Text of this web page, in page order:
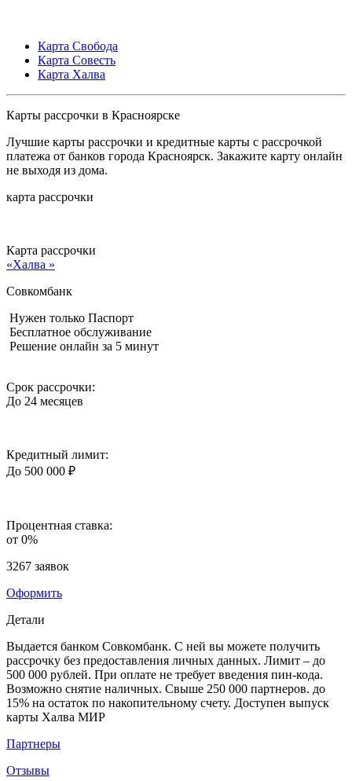
Карта Свобода
Карта Совесть
Карта Халва
Карты рассрочки в Красноярске
Лучшие карты рассрочки и кредитные карты с рассрочкой
платежа от банков города Красноярск. Закажите карту онлайн
не выходя из дома.
карта рассрочки
Карта рассрочки
«Халва »
Совкомбанк
Нужен только Паспорт
Бесплатное обслуживание
Решение онлайн за 5 минут
Срок рассрочки:
До 24 месяцев
Кредитный лимит:
До 500 000 ₽
Процентная ставка:
от 0%
3267 заявок
Оформить
Детали
Выдается банком Совкомбанк. С ней вы можете получить
рассрочку без предоставления личных данных. Лимит – до
500 000 рублей. При оплате не требует введения пин-кода.
Возможно снятие наличных. Свыше 250 000 партнеров. до
15% на остаток по накопительному счету. Доступен выпуск
карты Халва МИР
Партнеры
Отзывы